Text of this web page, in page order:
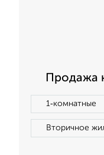
Продажа
1‑комнатные
Вторичное